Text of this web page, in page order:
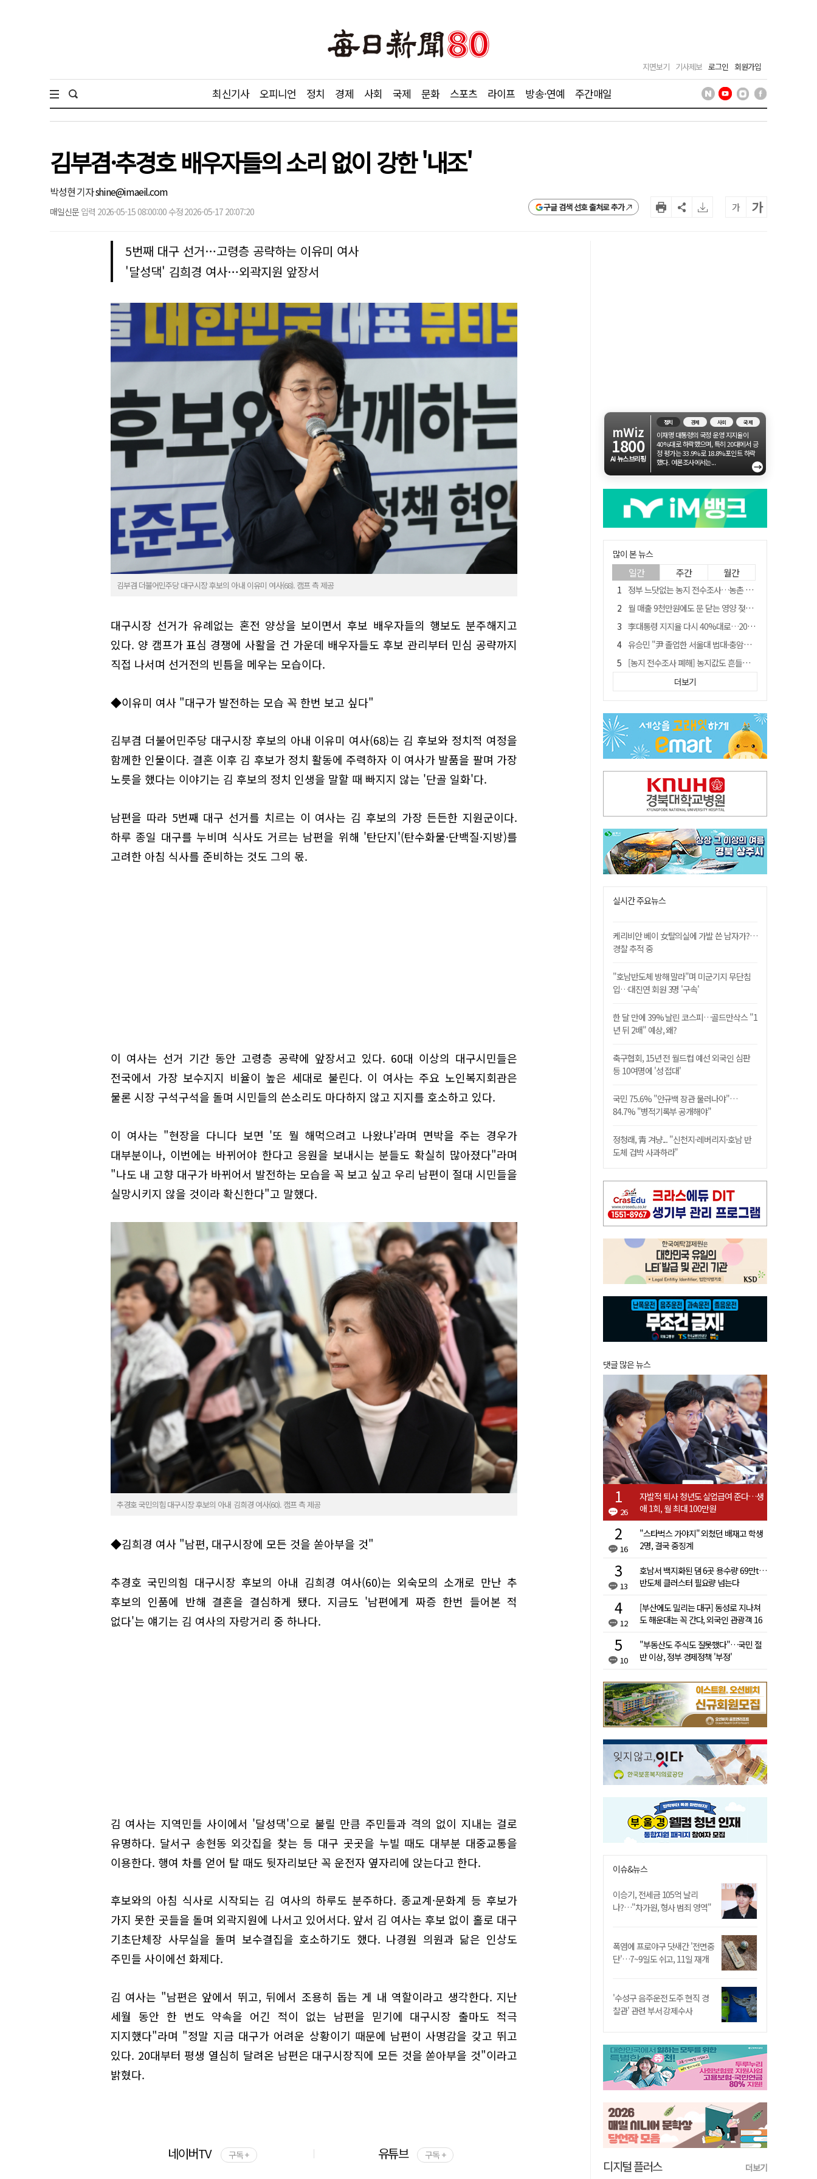
지면보기 기사제보 로그인 회원가입
최신기사 오피니언 정치 경제 사회 국제 문화 스포츠 라이프 방송·연예 주간매일
김부겸·추경호 배우자들의 소리 없이 강한 '내조'
박성현 기자shine@imaeil.com
매일신문 입력 2026-05-15 08:00:00 수정 2026-05-17 20:07:20 구글 검색 선호 출처로 추가 가 가
5번째 대구 선거…고령층 공략하는 이유미 여사
'달성댁' 김희경 여사…외곽지원 앞장서
김부겸 더불어민주당 대구시장 후보의 아내 이유미 여사(68). 캠프 측 제공
대구시장 선거가 유례없는 혼전 양상을 보이면서 후보 배우자들의 행보도 분주해지고
있다. 양 캠프가 표심 경쟁에 사활을 건 가운데 배우자들도 후보 관리부터 민심 공략까지
직접 나서며 선거전의 빈틈을 메우는 모습이다.
◆이유미 여사 "대구가 발전하는 모습 꼭 한번 보고 싶다"
김부겸 더불어민주당 대구시장 후보의 아내 이유미 여사(68)는 김 후보와 정치적 여정을
함께한 인물이다. 결혼 이후 김 후보가 정치 활동에 주력하자 이 여사가 발품을 팔며 가장
노릇을 했다는 이야기는 김 후보의 정치 인생을 말할 때 빠지지 않는 '단골 일화'다.
남편을 따라 5번째 대구 선거를 치르는 이 여사는 김 후보의 가장 든든한 지원군이다.
하루 종일 대구를 누비며 식사도 거르는 남편을 위해 '탄단지'(탄수화물·단백질·지방)를
고려한 아침 식사를 준비하는 것도 그의 몫.
이 여사는 선거 기간 동안 고령층 공략에 앞장서고 있다. 60대 이상의 대구시민들은
전국에서 가장 보수지지 비율이 높은 세대로 불린다. 이 여사는 주요 노인복지회관은
물론 시장 구석구석을 돌며 시민들의 쓴소리도 마다하지 않고 지지를 호소하고 있다.
이 여사는 "현장을 다니다 보면 '또 뭘 해먹으려고 나왔냐'라며 면박을 주는 경우가
대부분이나, 이번에는 바뀌어야 한다고 응원을 보내시는 분들도 확실히 많아졌다"라며
"나도 내 고향 대구가 바뀌어서 발전하는 모습을 꼭 보고 싶고 우리 남편이 절대 시민들을
실망시키지 않을 것이라 확신한다"고 말했다.
추경호 국민의힘 대구시장 후보의 아내 김희경 여사(60). 캠프 측 제공
◆김희경 여사 "남편, 대구시장에 모든 것을 쏟아부을 것"
추경호 국민의힘 대구시장 후보의 아내 김희경 여사(60)는 외숙모의 소개로 만난 추
후보의 인품에 반해 결혼을 결심하게 됐다. 지금도 '남편에게 짜증 한번 들어본 적
없다'는 얘기는 김 여사의 자랑거리 중 하나다.
김 여사는 지역민들 사이에서 '달성댁'으로 불릴 만큼 주민들과 격의 없이 지내는 걸로
유명하다. 달서구 송현동 외갓집을 찾는 등 대구 곳곳을 누빌 때도 대부분 대중교통을
이용한다. 행여 차를 얻어 탈 때도 뒷자리보단 꼭 운전자 옆자리에 앉는다고 한다.
후보와의 아침 식사로 시작되는 김 여사의 하루도 분주하다. 종교계·문화계 등 후보가
가지 못한 곳들을 돌며 외곽지원에 나서고 있어서다. 앞서 김 여사는 후보 없이 홀로 대구
기초단체장 사무실을 돌며 보수결집을 호소하기도 했다. 나경원 의원과 닮은 인상도
주민들 사이에선 화제다.
김 여사는 "남편은 앞에서 뛰고, 뒤에서 조용히 돕는 게 내 역할이라고 생각한다. 지난
세월 동안 한 번도 약속을 어긴 적이 없는 남편을 믿기에 대구시장 출마도 적극
지지했다"라며 "정말 지금 대구가 어려운 상황이기 때문에 남편이 사명감을 갖고 뛰고
있다. 20대부터 평생 열심히 달려온 남편은 대구시장직에 모든 것을 쏟아부을 것"이라고
밝혔다.
네이버TV 구독 + 유튜브 구독 +
mWiz
1800
AI 뉴스브리핑
정치 경제 사회 국제
이재명 대통령의 국정 운영 지지율이
40%대로 하락했으며, 특히 20대에서 긍
정 평가는 33.9%로 18.8%포인트 하락
했다. 여론조사에서는...
→
많이 본 뉴스
일간 주간 월간
정부 느닷없는 농지 전수조사…농촌 들쑤시는 '경자유전'의 칼날
월 매출 9천만원에도 문 닫는 영양 젖소농장… "일할 사람이 없어"
李대통령 지지율 다시 40%대로…20대는 18.8%p 급락
유승민 "尹 졸업한 서울대 법대·충암고도 없애야"…李 육사 통합 직격
[농지 전수조사 폐해] 농지값도 흔들리나…"도지 막히면 헐값 매물 나올 수도"
[농지 전수조사 폐해] '쌀 받고 논 내 준' 도지농 이제 어쩌나?
국민 51.9% "李 대통령 재판 재개 필요하다"
경북 영천시, 9월부터 11월까지 반값 여행 혜택 제공
아쉬운 태클
더보기
실시간 주요뉴스
케리비안 베이 女탈의실에 가발 쓴 남자가?…
경찰 추적 중
"호남반도체 방해 말라"며 미군기지 무단침
입…대진연 회원 3명 '구속'
한 달 만에 39% 날린 코스피…골드만삭스 "1
년 뒤 2배" 예상, 왜?
축구협회, 15년 전 월드컵 예선 외국인 심판
등 10여명에 '성 접대'
국민 75.6% "안규백 장관 물러나야"…
84.7% "병적기록부 공개해야"
정청래, 靑 겨냥... "신천지·레버리지·호남 반
도체 겁박 사과하라"
댓글 많은 뉴스
26
자발적 퇴사 청년도 실업급여 준다…생
애 1회, 월 최대 100만원
16
"스타벅스 가야지" 외쳤던 배재고 학생
2명, 결국 중징계
13
호남서 백지화된 댐 6곳 용수량 69만t…
반도체 클러스터 필요량 넘는다
12
[부산에도 밀리는 대구] 동성로 지나쳐
도 해운대는 꼭 간다, 외국인 관광객 16
10
"부동산도 주식도 잘못했다"…국민 절
반 이상, 정부 경제정책 '부정'
이슈&뉴스
이승기, 전세금 105억 날리
나?…"차가원, 형사 범죄 영역"
폭염에 프로야구 닷새간 '전면중
단'…7~9일도 쉬고, 11일 재개
'수성구 음주운전 도주 현직 경
찰관' 관련 부서 강제수사
디지털 플러스 더보기